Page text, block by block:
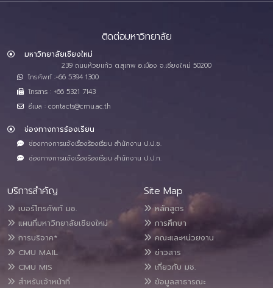
ติดต่อมหาวิทยาลัย
มหาวิทยาลัยเชียงใหม่
239 ถนนห้วยแก้ว ต.สุเทพ อ.เมือง จ.เชียงใหม่ 50200
โทรศัพท์ :+66 5394 1300
โทรสาร : +66 5321 7143
อีเมล : contacts@cmu.ac.th
ช่องทางการร้องเรียน
ช่องทางการแจ้งเรื่องร้องเรียน สำนักงาน ป.ป.ช.
ช่องทางการแจ้งเรื่องร้องเรียน สำนักงาน ป.ป.ท.
บริการสำคัญ
เบอร์โทรศัพท์ มช.
แผนที่มหาวิทยาลัยเชียงใหม่
การบริจาค*
CMU MAIL
CMU MIS
สำหรับเจ้าหน้าที่
Site Map
หลักสูตร
การศึกษา
คณะและหน่วยงาน
ข่าวสาร
เกี่ยวกับ มช.
ข้อมูลสาธารณะ